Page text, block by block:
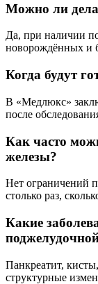
Можно ли
Да, при наличии
новорождённых и
Когда будут
В «Медлюкс»
после
Как часто
железы?
Нет ограничений
столько раз,
Какие
Панкреатит,
структурные